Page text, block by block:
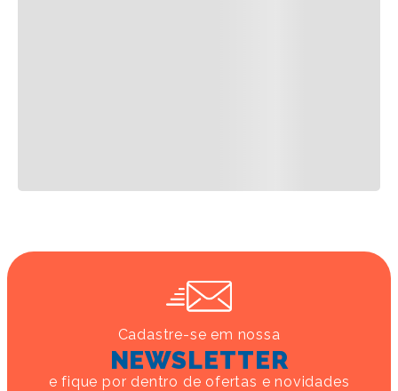
Cadastre-se em nossa
NEWSLETTER
e fique por dentro de ofertas e novidades